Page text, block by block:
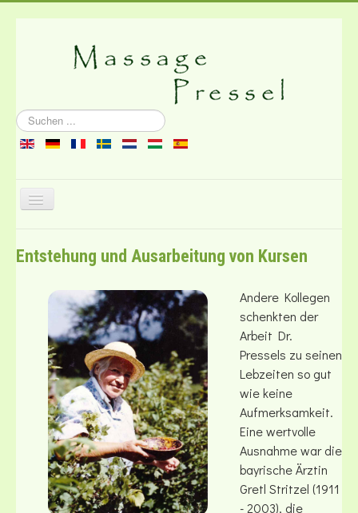
Suchen
...
Navigation
Literatur
Kontakt
Entstehung und Ausarbeitung von Kursen
Andere Kollegen
schenkten der
Arbeit Dr.
Pressels zu seinen
Lebzeiten so gut
wie keine
Aufmerksamkeit.
Eine wertvolle
Ausnahme war die
bayrische Ärztin
Gretl Stritzel (1911
- 2003), die